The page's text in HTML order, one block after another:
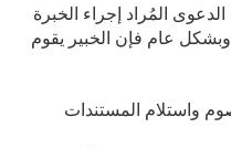
المُراد إجراء الخبرة
وبشكل عام فإن الخبير يقوم
واستلام المستندات